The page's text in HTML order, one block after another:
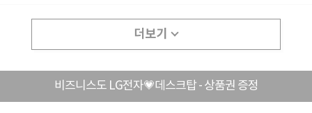
더보기
비즈니스도 LG전자💗데스크탑 - 상품권 증정